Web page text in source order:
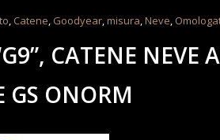
, Catene, Goodyear,misura,Neve,
CATENE
GS ONORM